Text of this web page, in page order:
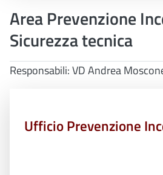
Area Prevenzione
Sicurezza tecnica
Responsabili: VD Andrea
Ufficio Prevenzione